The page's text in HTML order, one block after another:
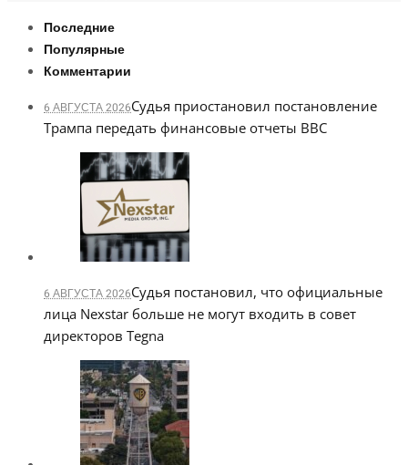
Последние
Популярные
Комментарии
6 АВГУСТА 2026Судья приостановил постановление
Трампа передать финансовые отчеты BBC
6 АВГУСТА 2026Судья постановил, что официальные
лица Nexstar больше не могут входить в совет
директоров Tegna